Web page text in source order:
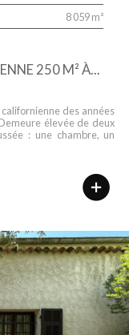
8 059 m²
250 M² À...
des années
élevée de deux
: une chambre, un